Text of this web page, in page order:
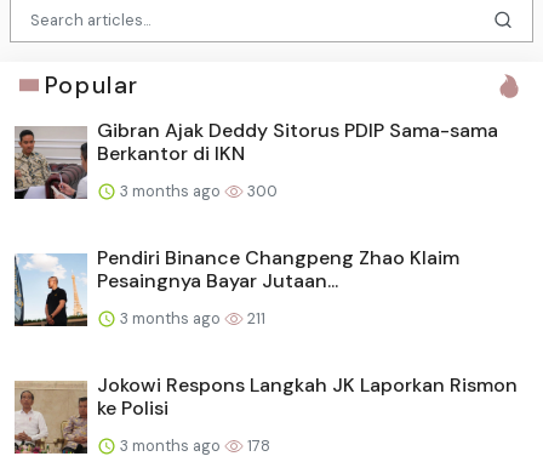
Popular
Gibran Ajak Deddy Sitorus PDIP Sama-sama
Berkantor di IKN
3 months ago 300
Pendiri Binance Changpeng Zhao Klaim
Pesaingnya Bayar Jutaan...
3 months ago 211
Jokowi Respons Langkah JK Laporkan Rismon
ke Polisi
3 months ago 178